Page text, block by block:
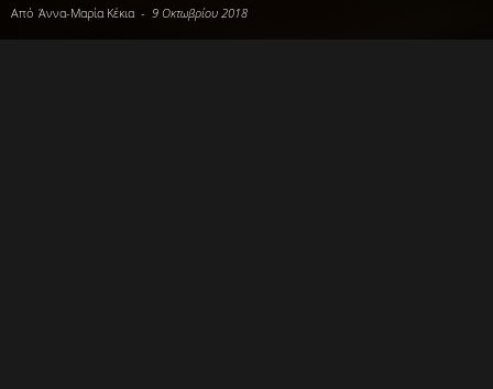
Από Άννα-Μαρία Κέκια - 9 Οκτωβρίου 2018